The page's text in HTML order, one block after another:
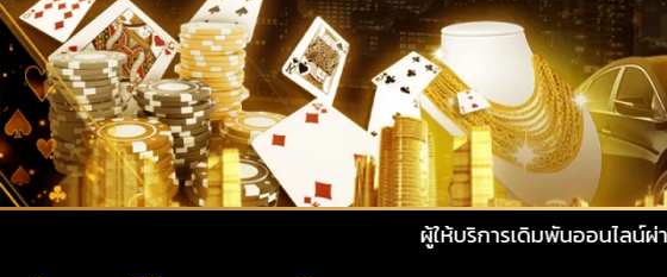
ผู้ให้บริการเดิมพันออนไลน์ผ่านอินเทอร์เน็ต